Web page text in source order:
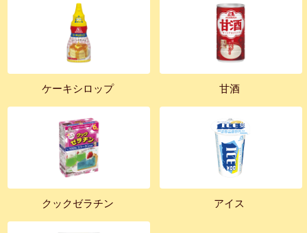
ケーキシロップ 甘酒
クックゼラチン アイス